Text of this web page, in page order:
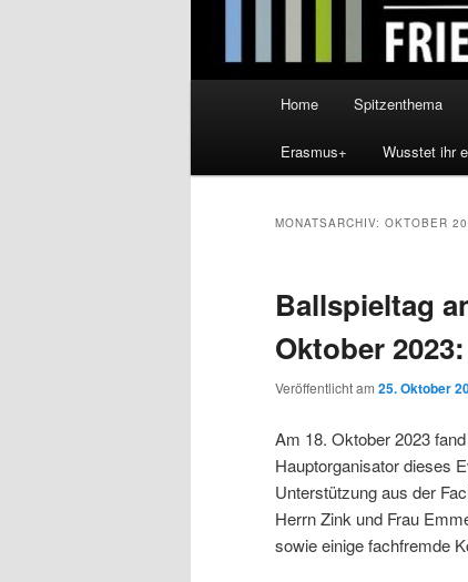
Home Spitzenthema
Erasmus+ Wusstet ihr
MONATSARCHIV: OKTOBER
Ballspieltag
Oktober
Veröffentlicht am 25. Oktober
Am 18. Oktober 2023
Hauptorganisator dieses
Unterstützung aus der
Herrn Zink und Frau
sowie einige fachfremde